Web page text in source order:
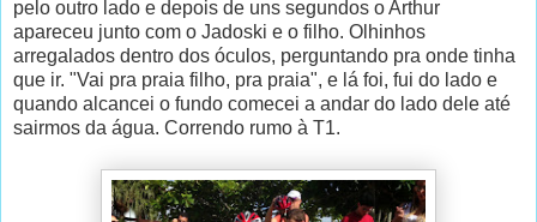
pelo outro lado e depois de uns segundos o Arthur
apareceu junto com o Jadoski e o filho. Olhinhos
arregalados dentro dos óculos, perguntando pra onde tinha
que ir. "Vai pra praia filho, pra praia", e lá foi, fui do lado e
quando alcancei o fundo comecei a andar do lado dele até
sairmos da água. Correndo rumo à T1.